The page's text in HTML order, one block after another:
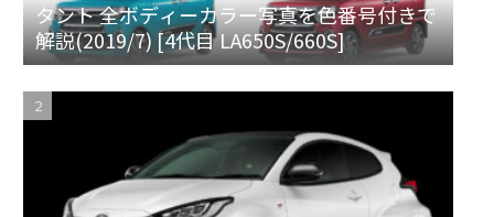
タント 全ボディーカラー写真を色番号付きで
解説(2019/7) [4代目 LA650S/660S]